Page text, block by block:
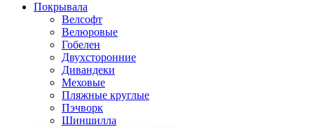
Покрывала
Велсофт
Велюровые
Гобелен
Двухсторонние
Дивандеки
Меховые
Пляжные круглые
Пэчворк
Шиншилла